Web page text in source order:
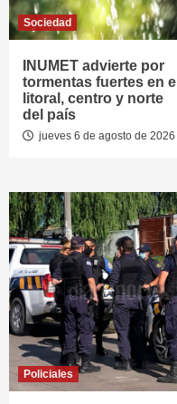
Sociedad
INUMET advierte por
tormentas fuertes en el
litoral, centro y norte
del país
jueves 6 de agosto de 2026
Policiales